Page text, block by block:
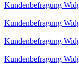
Kundenbefragung
Kundenbefragung
Kundenbefragung
Kundenbefragung